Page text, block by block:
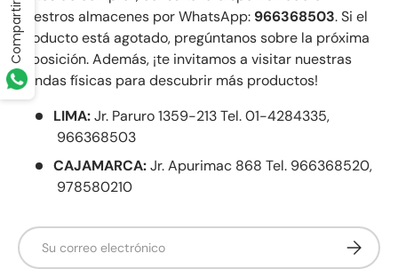
nuestros almacenes por WhatsApp: 966368503. Si el
producto está agotado, pregúntanos sobre la próxima
reposición. Además, ¡te invitamos a visitar nuestras
tiendas físicas para descubrir más productos!
LIMA:Jr. Paruro 1359-213 Tel. 01-4284335,
966368503
CAJAMARCA:Jr. Apurimac 868 Tel. 966368520,
978580210
Correo electrónico
Compartir